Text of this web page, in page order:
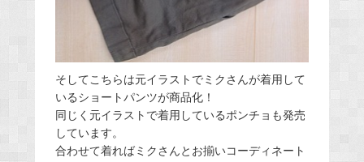
そしてこちらは元イラストでミクさんが着用して
いるショートパンツが商品化！
同じく元イラストで着用しているポンチョも発売
しています。
合わせて着ればミクさんとお揃いコーディネート